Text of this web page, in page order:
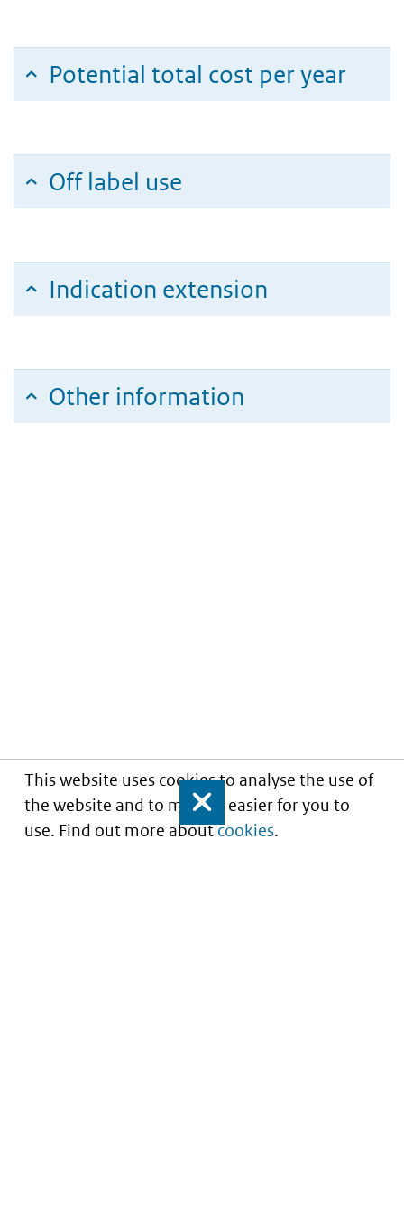
This website uses cookies to analyse the use of
the website and to make it easier for you to
use. Find out more aboutcookies.
Close
Potential total cost per year
Off label use
Indication extension
Other information